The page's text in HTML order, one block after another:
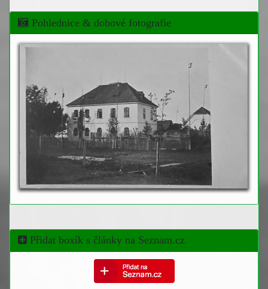
Pohlednice & dobové fotografie
Přidat boxík s články na Seznam.cz